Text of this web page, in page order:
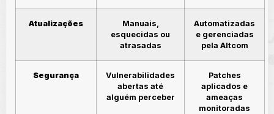
Atualizações
Manuais,
esquecidas ou
atrasadas
Automatizadas
e gerenciadas
pela Altcom
Segurança
Vulnerabilidades
abertas até
alguém perceber
Patches
aplicados e
ameaças
monitoradas